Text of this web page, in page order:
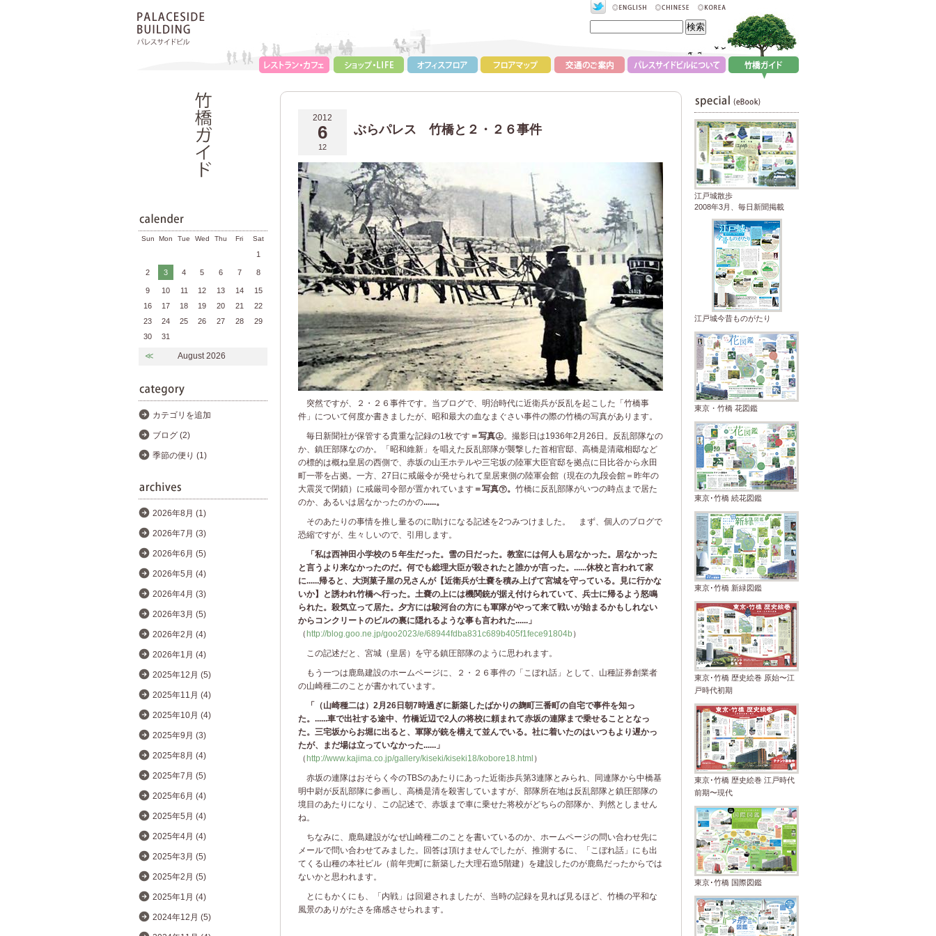
2012
6
12
ぶらパレス 竹橋と２・２６事件
突然ですが、２・２６事件です。当ブログで、明治時代に近衛兵が反乱を起こした「竹橋事
件」について何度か書きましたが、昭和最大の血なまぐさい事件の際の竹橋の写真があります。
毎日新聞社が保管する貴重な記録の1枚です ＝写真㊤。撮影日は1936年2月26日。反乱部隊なの
か、鎮圧部隊なのか。「昭和維新」を唱えた反乱部隊が襲撃した首相官邸、高橋是清蔵相邸など
の標的は概ね皇居の西側で、赤坂の山王ホテルや三宅坂の陸軍大臣官邸を拠点に日比谷から永田
町一帯を占拠。一方、27日に戒厳令が発せられて皇居東側の陸軍会館（現在の九段会館＝昨年の
大震災で閉鎖）に戒厳司令部が置かれています ＝写真㊦。 竹橋に反乱部隊がいつの時点まで居た
のか、あるいは居なかったのかの......。
そのあたりの事情を推し量るのに助けになる記述を2つみつけました。 まず、個人のブログで
恐縮ですが、生々しいので、引用します。
「私は西神田小学校の５年生だった。雪の日だった。教室には何人も居なかった。居なかった
と言うより来なかったのだ。何でも総理大臣が殺されたと誰かが言った。 ......休校と言われて家
に......帰ると、大渕菓子屋の兄さんが【近衛兵が土嚢を積み上げて宮城を守っている。見に行かな
いか】と誘われ竹橋へ行った。土嚢の上には機関銃が据え付けられていて、兵士に帰るよう怒鳴
られた。殺気立って居た。夕方には駿河台の方にも軍隊がやって来て戦いが始まるかもしれない
からコンクリートのビルの裏に隠れるような事も言われた...... 」
（ http://blog.goo.ne.jp/goo2023/e/68944fdba831c689b405f1fece91804b ）
この記述だと、宮城（皇居）を守る鎮圧部隊のように思われます。
もう一つは鹿島建設のホームページに、２・２６事件の「こぼれ話」として、山種証券創業者
の山崎種二のことが書かれています。
「（山崎種二は） 2月 26 日朝7時過ぎに新築したばかりの麹町三番町の自宅で事件を知っ
た。 ......車で出社する途中、竹橋近辺で2人の将校に頼まれて赤坂の連隊まで乗せることとなっ
た。三宅坂からお堀に出ると、軍隊が銃を構えて並んでいる。社に着いたのはいつもより遅かっ
たが、まだ場は立っていなかった...... 」
（ http://www.kajima.co.jp/gallery/kiseki/kiseki18/kobore18.html ）
赤坂の連隊はおそらく今のTBSのあたりにあった近衛歩兵第3連隊とみられ、同連隊から中橋基
明中尉が反乱部隊に参画し、高橋是清を殺害していますが、部隊所在地は反乱部隊と鎮圧部隊の
境目のあたりになり、この記述で、赤坂まで車に乗せた将校がどちらの部隊か、判然としません
ね。
ちなみに、鹿島建設がなぜ山崎種二のことを書いているのか、ホームページの問い合わせ先に
メールで問い合わせてみました。回答は頂けませんでしたが、推測するに、「こぼれ話」にも出
てくる山種の本社ビル（前年兜町に新築した大理石造5階建）を建設したのが鹿島だったからでは
ないかと思われます。
とにもかくにも、「内戦」は回避されましたが、当時の記録を見れば見るほど、竹橋の平和な
風景のありがたさを痛感させられます。
Sun Mon Tue Wed Thu Fri Sat
1
2 3 4 5 6 7 8
9 10 11 12 13 14
15
16
17 18 19 20 21
22
23
24 25 26 27 28
29
30
31
≪ August 2026
カテゴリを追加
ブログ (2)
季節の便り (1)
2026年8月 (1)
2026年7月 (3)
2026年6月 (5)
2026年5月 (4)
2026年4月 (3)
2026年3月 (5)
2026年2月 (4)
2026年1月 (4)
2025年12月 (5)
2025年11月 (4)
2025年10月 (4)
2025年9月 (3)
2025年8月 (4)
2025年7月 (5)
2025年6月 (4)
2025年5月 (4)
2025年4月 (4)
2025年3月 (5)
2025年2月 (5)
2025年1月 (4)
2024年12月 (5)
江戸城散歩
2008年3月、毎日新聞掲載
江戸城今昔ものがたり
東京・竹橋 花図鑑
東京･竹橋 続花図鑑
東京･竹橋 新緑図鑑
東京･竹橋 歴史絵巻 原始〜江
戸時代初期
東京･竹橋 歴史絵巻 江戸時代
前期〜現代
東京･竹橋 国際図鑑